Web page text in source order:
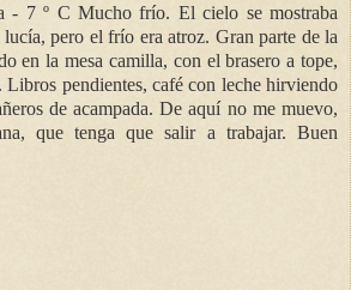
- 7 º C Mucho frío. El cielo se mostraba
pero el frío era atroz. Gran parte de la
en la mesa camilla, con el brasero a tope,
Libros pendientes, café con leche hirviendo
de acampada. De aquí no me muevo,
que tenga que salir a trabajar. Buen